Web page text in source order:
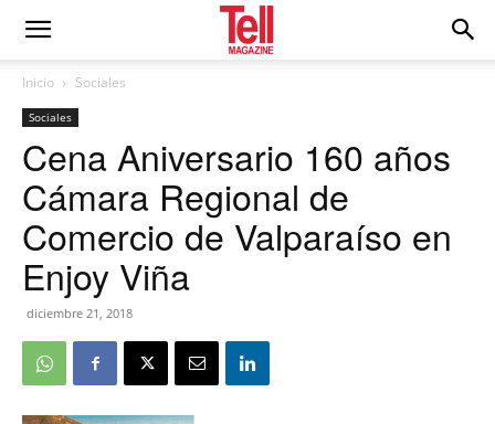
Inicio Sociales
Sociales
Cena Aniversario 160 años
Cámara Regional de
Comercio de Valparaíso en
Enjoy Viña
diciembre 21, 2018